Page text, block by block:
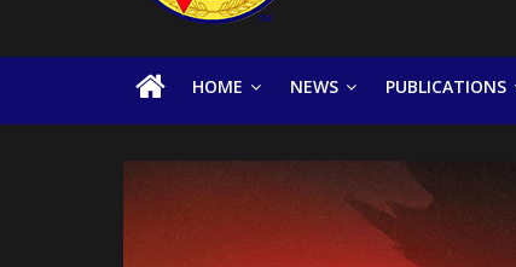
HOME NEWS PUBLICATIONS